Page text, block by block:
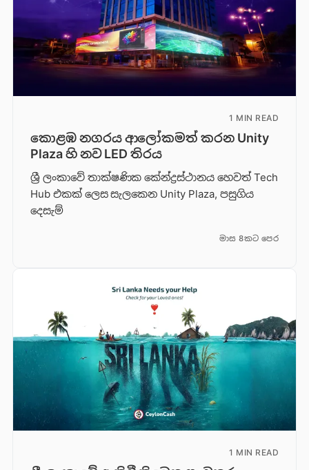
1 MIN READ
කොළඹ නගරය ආලෝකමත් කරන Unity
Plaza හි නව LED තිරය
ශ්‍රී ලංකාවේ තාක්ෂණික කේන්ද්‍රස්ථානය හෙවත් Tech
Hub එකක් ලෙස සැලකෙන Unity Plaza, පසුගිය
දෙසැම්
මාස 8කට පෙර
1 MIN READ